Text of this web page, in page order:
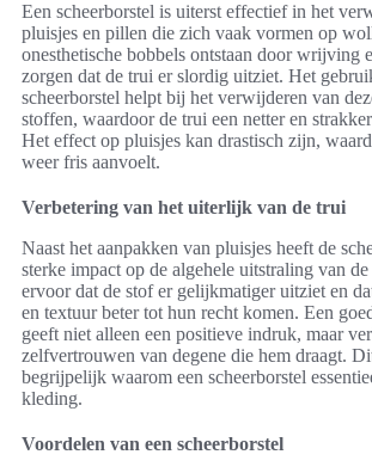
Een scheerborstel is uiterst effectief in het
pluisjes en pillen die zich vaak vormen op
onesthetische bobbels ontstaan door wrijving
zorgen dat de trui er slordig uitziet. Het
scheerborstel helpt bij het verwijderen van
stoffen, waardoor de trui een netter en
Het effect op pluisjes kan drastisch zijn,
weer fris aanvoelt.
Verbetering van het uiterlijk van de trui
Naast het aanpakken van pluisjes heeft de
sterke impact op de algehele uitstraling van
ervoor dat de stof er gelijkmatiger uitziet en
en textuur beter tot hun recht komen. Een
geeft niet alleen een positieve indruk, maar
zelfvertrouwen van degene die hem draagt.
begrijpelijk waarom een scheerborstel
kleding.
Voordelen van een scheerborstel